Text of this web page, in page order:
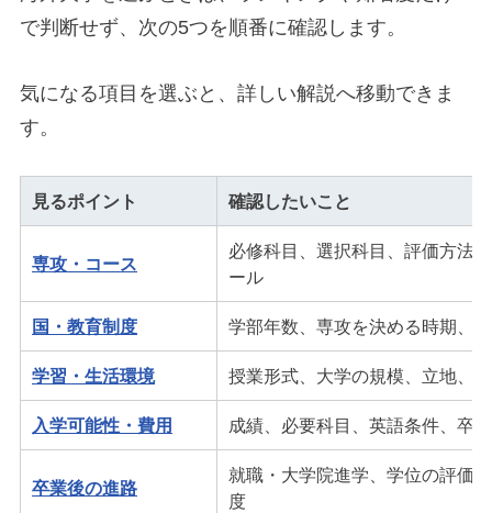
で判断せず、次の5つを順番に確認します。
気になる項目を選ぶと、詳しい解説へ移動できま
す。
見るポイント 確認したいこと
専攻・コース
必修科目、選択科目、評価方法
ール
国・教育制度 学部年数、専攻を決める時期、
学習・生活環境 授業形式、大学の規模、立地、
入学可能性・費用 成績、必要科目、英語条件、卒
卒業後の進路
就職・大学院進学、学位の評価
度